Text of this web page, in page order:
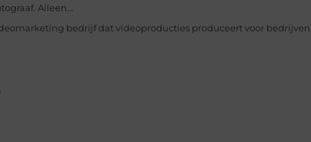
Aileen...
bedrijf dat videoproducties produceert voor bedrijven